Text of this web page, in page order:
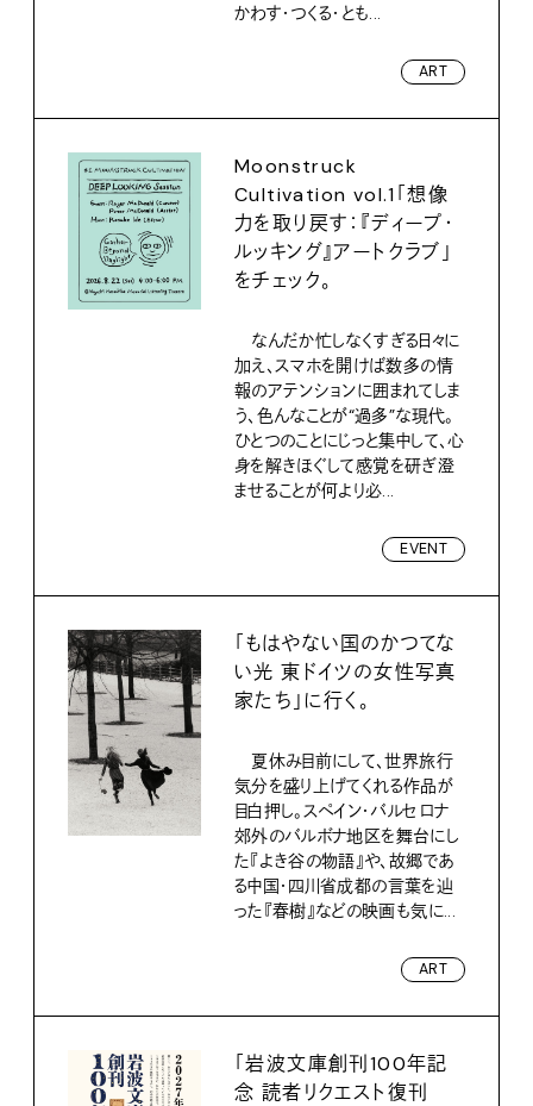
かわす・つくる・とも...
ART
Moonstruck
Cultivation vol.1「想像
力を取り戻す：『ディープ・
ルッキング』アートクラブ」
をチェック。
なんだか忙しなくすぎる日々に
加え、スマホを開けば数多の情
報のアテンションに囲まれてしま
う、色んなことが“過多”な現代。
ひとつのことにじっと集中して、心
身を解きほぐして感覚を研ぎ澄
ませることが何より必...
EVENT
「もはやない国のかつてな
い光 東ドイツの女性写真
家たち」に行く。
夏休み目前にして、世界旅行
気分を盛り上げてくれる作品が
目白押し。スペイン・バルセロナ
郊外のバルボナ地区を舞台にし
た『よき谷の物語』や、故郷であ
る中国・四川省成都の言葉を辿
った『春樹』などの映画も気に...
ART
「岩波文庫創刊100年記
念 読者リクエスト復刊